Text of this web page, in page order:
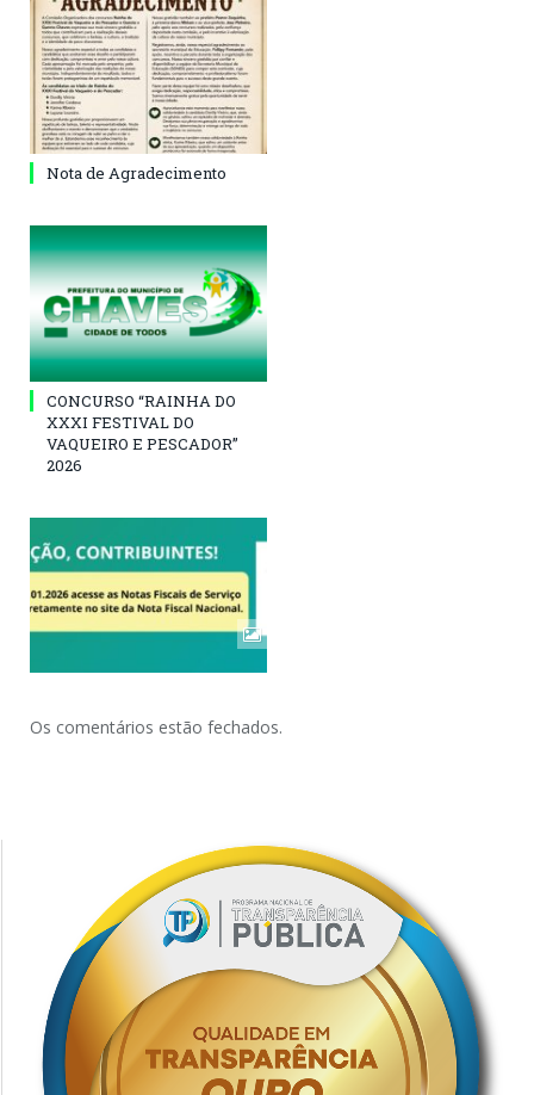
Nota de Agradecimento
CONCURSO “RAINHA DO
XXXI FESTIVAL DO
VAQUEIRO E PESCADOR”
2026
Os comentários estão fechados.